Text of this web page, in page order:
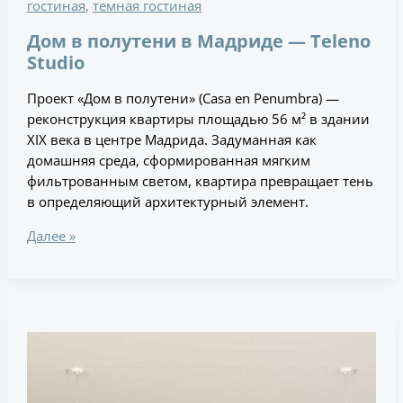
гостиная, темная гостиная
Дом в полутени в Мадриде — Teleno
Studio
Проект «Дом в полутени» (Casa en Penumbra) —
реконструкция квартиры площадью 56 м² в здании
XIX века в центре Мадрида. Задуманная как
домашняя среда, сформированная мягким
фильтрованным светом, квартира превращает тень
в определяющий архитектурный элемент.
Далее »